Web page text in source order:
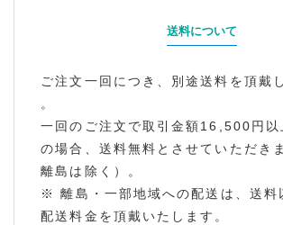
送料について
ご注文一回につき、別途送料を頂戴
。
一回のご注文で取引金額16,500円以
の場合、送料無料とさせていただき
離島は除く）。
※ 離島・一部地域への配送は、送料
配送料金を頂戴いたします。